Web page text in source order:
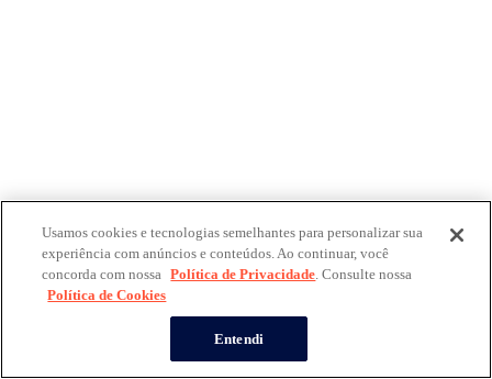
Usamos cookies e tecnologias semelhantes para personalizar sua
experiência com anúncios e conteúdos. Ao continuar, você
concorda com nossa Política de Privacidade. Consulte nossa
Política de Cookies
Entendi